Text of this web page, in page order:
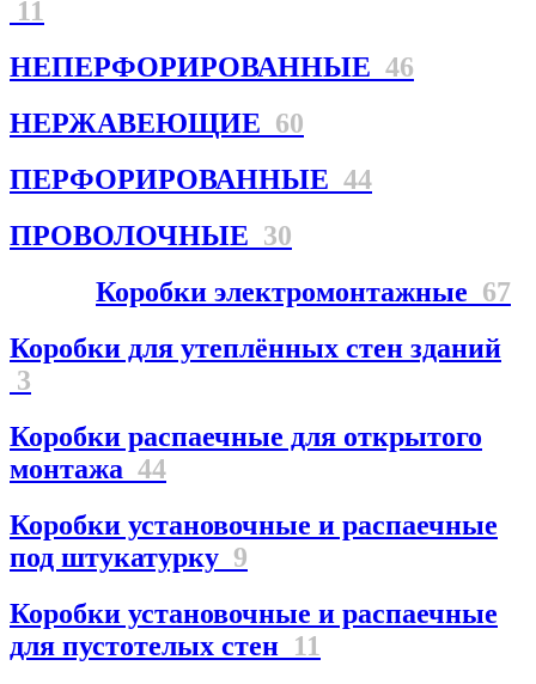
11
НЕПЕРФОРИРОВАННЫЕ 46
НЕРЖАВЕЮЩИЕ 60
ПЕРФОРИРОВАННЫЕ 44
ПРОВОЛОЧНЫЕ 30
Коробки электромонтажные 67
Коробки для утеплённых стен зданий
3
Коробки распаечные для открытого
монтажа 44
Коробки установочные и распаечные
под штукатурку 9
Коробки установочные и распаечные
для пустотелых стен 11